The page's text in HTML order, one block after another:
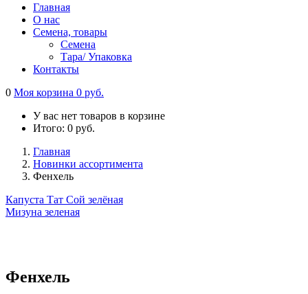
Главная
О нас
Cемена, товары
Семена
Тара/ Упаковка
Контакты
0 Моя корзина 0 руб.
У вас нет товаров в корзине
Итого: 0 руб.
Главная
Новинки ассортимента
Фенхель
Капуста Тат Сой зелёная
Мизуна зеленая
Фенхель